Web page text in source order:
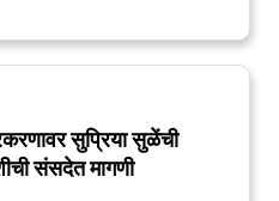
सुप्रिया सुळेंची
संसदेत मागणी